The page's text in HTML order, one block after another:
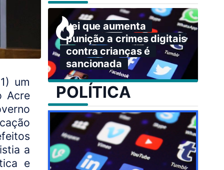
um
Acre
a
e
Lei que aumenta
punição a crimes digitais
contra crianças é
sancionada
POLÍTICA